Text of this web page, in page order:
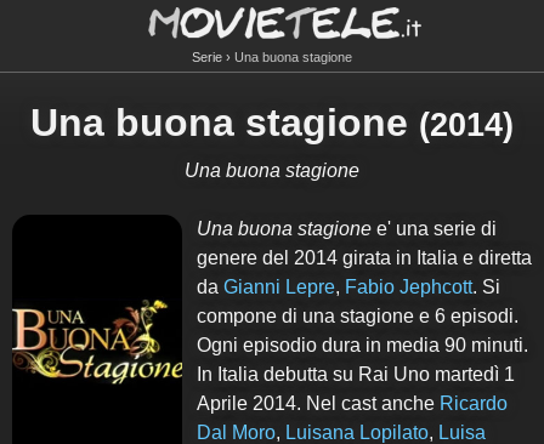
Serie Una buona stagione
Una buona stagione (2014)
Una buona stagione
Una buona stagione e' una serie di
genere del 2014 girata in Italia e diretta
daGianni Lepre, Fabio Jephcott. Si
compone di una stagione e6 episodi.
Ogni episodio dura in media 90 minuti.
In Italia debutta su Rai Uno martedì 1
Aprile 2014. Nel cast anche Ricardo
Dal Moro, Luisana Lopilato, Luisa